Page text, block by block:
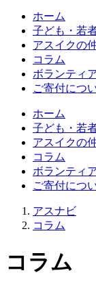
ホーム
子ども・若
アスイクの
コラム
ボランティ
ご寄付につ
ホーム
子ども・若
アスイクの
コラム
ボランティ
ご寄付につ
アスナビ
コラム
コラム